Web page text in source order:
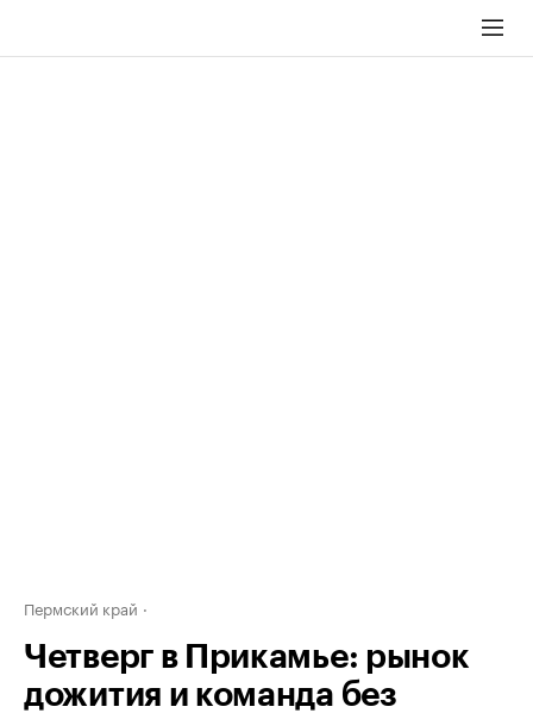
Пермский край
Четверг в Прикамье: рынок
дожития и команда без